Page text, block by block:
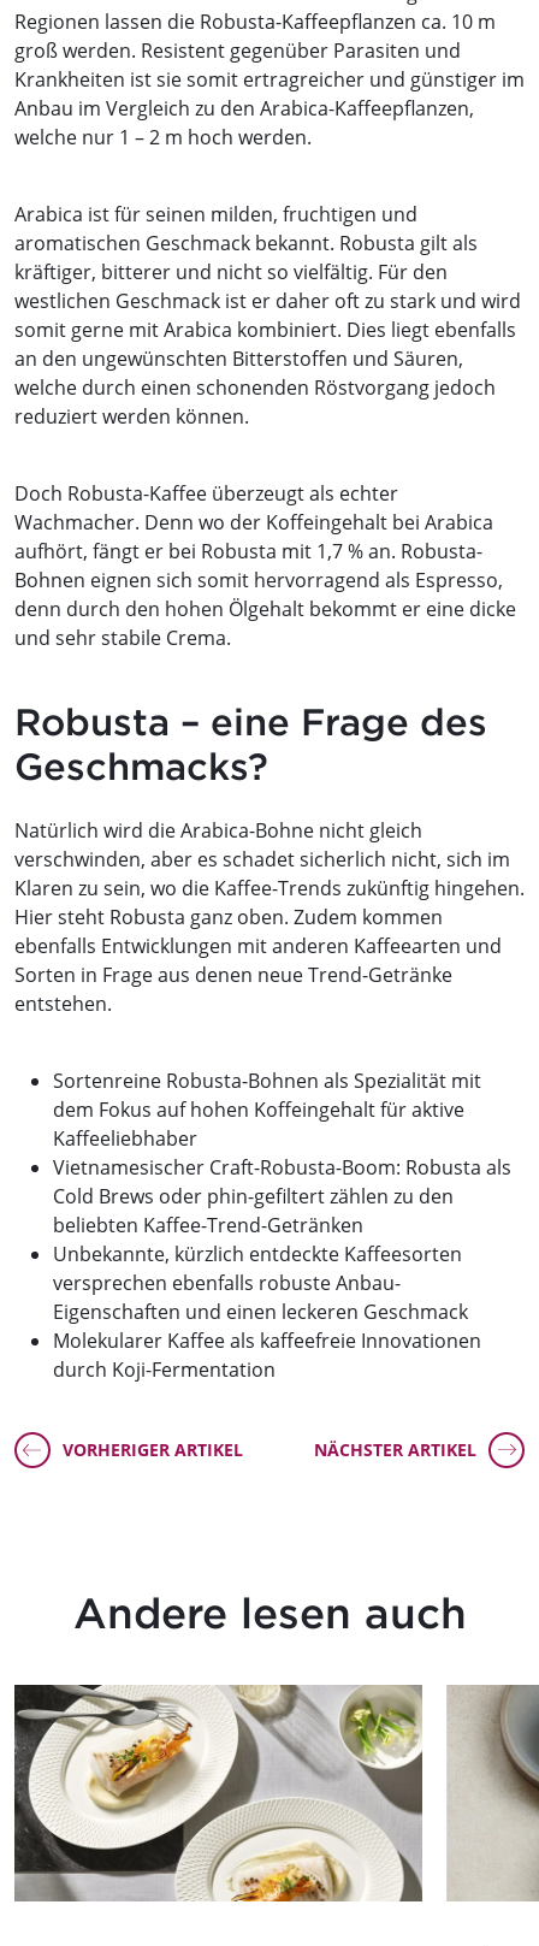
Regionen lassen die Robusta-Kaffeepflanzen ca. 10 m
groß werden. Resistent gegenüber Parasiten und
Krankheiten ist sie somit ertragreicher und günstiger im
Anbau im Vergleich zu den Arabica-Kaffeepflanzen,
welche nur 1 – 2 m hoch werden.
Arabica ist für seinen milden, fruchtigen und
aromatischen Geschmack bekannt. Robusta gilt als
kräftiger, bitterer und nicht so vielfältig. Für den
westlichen Geschmack ist er daher oft zu stark und wird
somit gerne mit Arabica kombiniert. Dies liegt ebenfalls
an den ungewünschten Bitterstoffen und Säuren,
welche durch einen schonenden Röstvorgang jedoch
reduziert werden können.
Doch Robusta-Kaffee überzeugt als echter
Wachmacher. Denn wo der Koffeingehalt bei Arabica
aufhört, fängt er bei Robusta mit 1,7 % an. Robusta-
Bohnen eignen sich somit hervorragend als Espresso,
denn durch den hohen Ölgehalt bekommt er eine dicke
und sehr stabile Crema.
Robusta – eine Frage des
Geschmacks?
Natürlich wird die Arabica-Bohne nicht gleich
verschwinden, aber es schadet sicherlich nicht, sich im
Klaren zu sein, wo die Kaffee-Trends zukünftig hingehen.
Hier steht Robusta ganz oben. Zudem kommen
ebenfalls Entwicklungen mit anderen Kaffeearten und
Sorten in Frage aus denen neue Trend-Getränke
entstehen.
Sortenreine Robusta-Bohnen als Spezialität mit
dem Fokus auf hohen Koffeingehalt für aktive
Kaffeeliebhaber
Vietnamesischer Craft-Robusta-Boom: Robusta als
Cold Brews oder phin-gefiltert zählen zu den
beliebten Kaffee-Trend-Getränken
Unbekannte, kürzlich entdeckte Kaffeesorten
versprechen ebenfalls robuste Anbau-
Eigenschaften und einen leckeren Geschmack
Molekularer Kaffee als kaffeefreie Innovationen
durch Koji-Fermentation
VORHERIGER ARTIKEL NÄCHSTER ARTIKEL
Andere lesen auch